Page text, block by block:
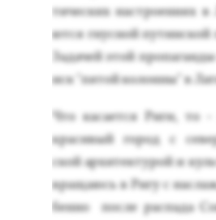
ти­чес­ких нас­тро­ени­ях
ют­ся гнус­ной пу­тин­ской
За­дачей этой
иск "пя­той ко­лон­ны" в
Что ка­са­ет­ся Ри­ги, то
кра­сивый го­род с
ской ар­хи­тек­ту­рой и
вра­ща­юсь в Ри­гу с
бен­но пос­ле рас­па­да